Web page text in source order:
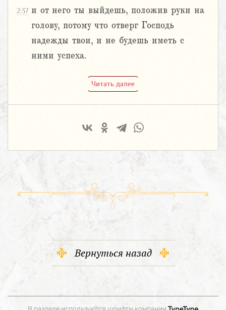
2:37 и от него ты выйдешь, положив руки на
голову, потому что отверг Господь
надежды твои, и не будешь иметь с
ними успеха.
Читать далее
Вернуться назад